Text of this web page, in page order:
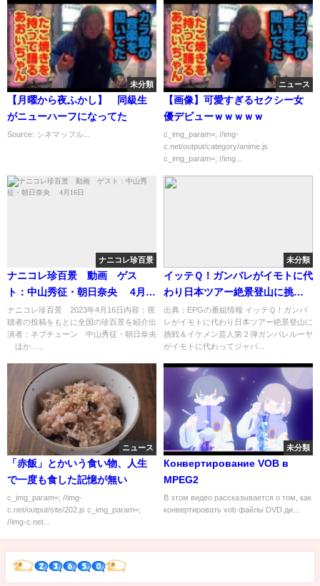
未分類
【月曜から夜ふかし】 同級生
がニューハーフになってた
Source: シネマッフル...
ニュース
【画像】可愛すぎるセクシー女
優デビューｗｗｗｗｗ
c_img_param=; //img-
c.net/output/category/anime.js
c_img_param=; //img...
ナニコレ珍百景
ナニコレ珍百景 動画 ゲス
ト：中山秀征・朝日奈央 4月
16日
ナニコレ珍百景 2023年4月16日内容：視
聴者の投稿をもとに全国の珍百景を紹介出
演者：ネプチューン 中山秀征・朝日奈央
ほか......
未分類
イッテＱ！ガンバレがイモトに代
わり日本ツアー絶景登山に挑戦
＆イケメン芸人第２弾[字]…の番
組内容解析まとめ
出典：EPGの番組情報 イッテＱ！ガンバ
レがイモトに代わり日本ツアー絶景登山に
挑戦＆イケメン芸人第２弾ガンバレルーヤ
がイモトに代わってジャパ...
ニュース
「赤飯」とかいう食い物、人生
で一度も食した記憶が無い
c_img_param=; //img-
c.net/output/site/202.js c_img_param=;
//img-c.net...
未分類
Конвертирование VOB в
MPEG2
В этом видео рассказывается о том, как
конвертировать vob файлы DVD ди...